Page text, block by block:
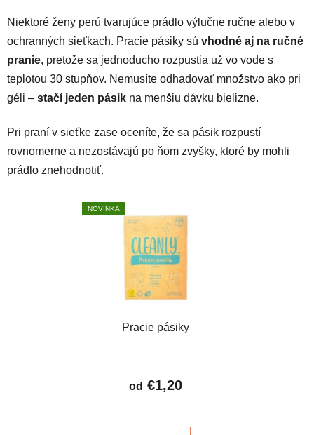
Niektoré ženy perú tvarujúce prádlo výlučne ručne alebo v
ochranných sieťkach. Pracie pásiky sú vhodné aj na ručné
pranie, pretože sa jednoducho rozpustia už vo vode s
teplotou 30 stupňov. Nemusíte odhadovať množstvo ako pri
géli – stačí jeden pásik na menšiu dávku bielizne.
Pri praní v sieťke zase oceníte, že sa pásik rozpustí
rovnomerne a nezostávajú po ňom zvyšky, ktoré by mohli
prádlo znehodnotiť.
NOVINKA
Pracie pásiky
od €1,20